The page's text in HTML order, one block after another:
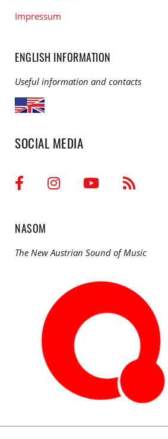
Impressum
ENGLISH INFORMATION
Useful information and contacts
SOCIAL MEDIA
NASOM
The New Austrian Sound of Music